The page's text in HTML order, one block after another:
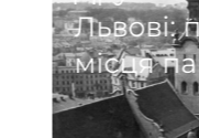
Львові:
місця